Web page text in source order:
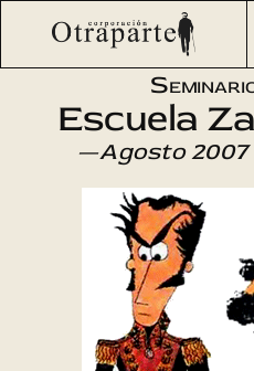
Saltar
Otraparte.org/Agenda
Escuela
—Agosto